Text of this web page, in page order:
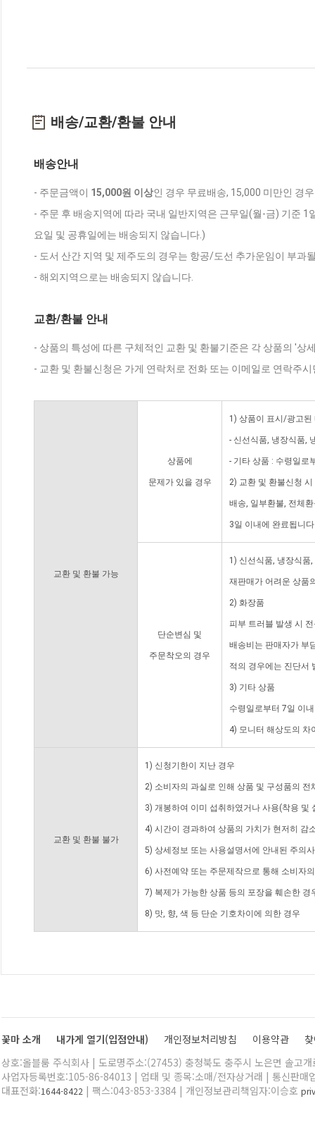
배송/교환/환불 안내
배송안내
- 주문금액이 15,000원 이상인 경우 무료배송, 15,000 미만인 경
- 주문 후 배송지역에 따라 국내 일반지역은 근무일(월-금) 기준
요일 및 공휴일에는 배송되지 않습니다.)
- 도서 산간 지역 및 제주도의 경우는 항공/도선 추가운임이 부과
- 해외지역으로는 배송되지 않습니다.
교환/환불 안내
- 상품의 특성에 따른 구체적인 교환 및 환불기준은 각 상품의 '상
- 교환 및 환불신청은 가게 연락처로 전화 또는 이메일로 연락주
교환 및 환불 가능
상품에
문제가 있을 경우
1) 상품이 표시/광고된
- 신선식품, 냉장식품,
- 기타 상품 : 수령일로
2) 교환 및 환불신청
배송, 일부환불, 전체
3일 이내에 완료됩니
단순변심 및
주문착오의 경우
1) 신선식품, 냉장식품
재판매가 어려운 상품
2) 화장품
피부 트러블 발생 시
배송비는 판매자가 부
적의 경우에는 진단서
3) 기타 상품
수령일로부터 7일 이
4) 모니터 해상도의 차
교환 및 환불 불가
1) 신청기한이 지난 경우
2) 소비자의 과실로 인해 상품 및 구성품의
3) 개봉하여 이미 섭취하였거나 사용(착용 및
4) 시간이 경과하여 상품의 가치가 현저히 감
5) 상세정보 또는 사용설명서에 안내된 주의
6) 사전예약 또는 주문제작으로 통해 소비자
7) 복제가 가능한 상품 등의 포장을 훼손한 경
8) 맛, 향, 색 등 단순 기호차이에 의한 경우
꽃마 소개 내가게 열기(입점안내) 개인정보처리방침 이용약관
상호:올블룸 주식회사 | 도로명주소:(27453) 충청북도 충주시 노은면 솔고
사업자등록번호:105-86-84013 | 업태 및 종목:소매/전자상거래 | 통신판매
대표전화:1644-8422 | 팩스:043-853-3384 | 개인정보관리책임자:이승호